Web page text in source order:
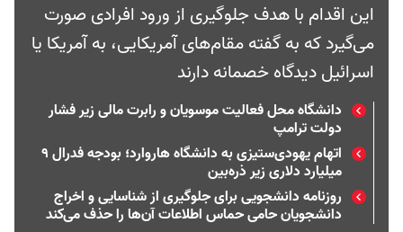
این اقدام با هدف جلوگیری از ورود افرادی صورت
می‌گیرد که به گفته مقام‌های آمریکایی، به آمریکا یا
اسرائیل دیدگاه خصمانه دارند
دانشگاه محل فعالیت موسویان و رابرت مالی زیر فشار
دولت ترامپ
اتهام یهودی‌ستیزی به دانشگاه هاروارد؛ بودجه فدرال ۹
میلیارد دلاری زیر ذره‌بین
روزنامه دانشجویی برای جلوگیری از شناسایی و اخراج
دانشجویان حامی حماس اطلاعات آن‌ها را حذف می‌کند